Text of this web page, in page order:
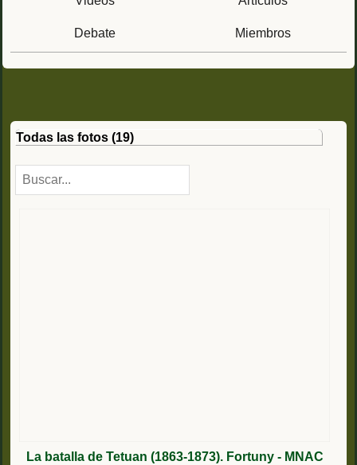
Debate Miembros
Todas las fotos (19)
La batalla de Tetuan (1863-1873). Fortuny - MNAC